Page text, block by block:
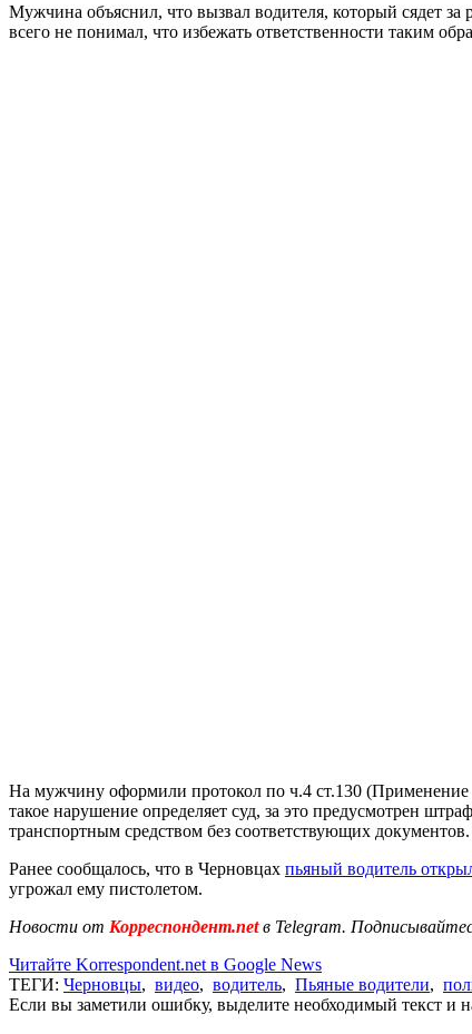
Мужчина объяснил, что вызвал водителя, который сядет
всего не понимал, что избежать ответственности таким
На мужчину оформили протокол по ч.4 ст.130 (Применение
такое нарушение определяет суд, за это предусмотрен
транспортным средством без соответствующих документов.
Ранее сообщалось, что в Черновцах пьяный водитель
угрожал ему пистолетом.
Новости от Корреспондент.netв Telegram.
Читайте Korrespondent.net в Google News
ТЕГИ: Черновцы, видео, водитель, Пьяные водители,
Если вы заметили ошибку, выделите необходимый текст и